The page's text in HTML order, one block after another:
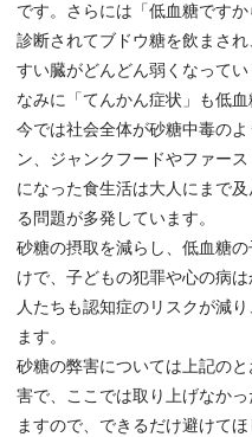
です。さらには「低血糖です
診断されてブドウ糖を飲まさ
すい臓がどんどん弱くなって
なみに「てんかん症状」も低
今では社会全体が砂糖中毒の
ン、ジャンクフードやファー
になった食生活は大人にまで
る問題が多発しています。
砂糖の摂取を減らし、低血糖
けで、子どもの犯罪や心の病
人たちも認知症のリスクが減
ます。
砂糖の弊害については上記の
害で、ここでは取り上げなか
ますので、できるだけ避けてほ